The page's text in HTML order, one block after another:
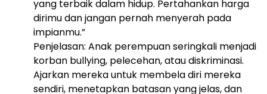
yang terbaik dalam hidup. Pertahankan harga
dirimu dan jangan pernah menyerah pada
impianmu.”
Penjelasan: Anak perempuan seringkali menjadi
korban bullying, pelecehan, atau diskriminasi.
Ajarkan mereka untuk membela diri mereka
sendiri, menetapkan batasan yang jelas, dan